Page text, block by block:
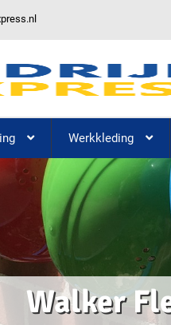
Werkkleding
Walker